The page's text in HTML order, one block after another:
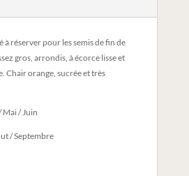
à réserver pour les semis de fin de
gros, arrondis, à écorce lisse et
Chair orange, sucrée et très
/ Juin
/ Septembre